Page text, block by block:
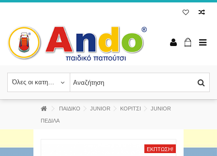
Όλες οι κατηγορίες
ΠΑΙΔΙΚΟ JUNIOR ΚΟΡΙΤΣΙ JUNIOR
ΠΕΔΙΛΑ
ΈΚΠΤΩΣΗ!